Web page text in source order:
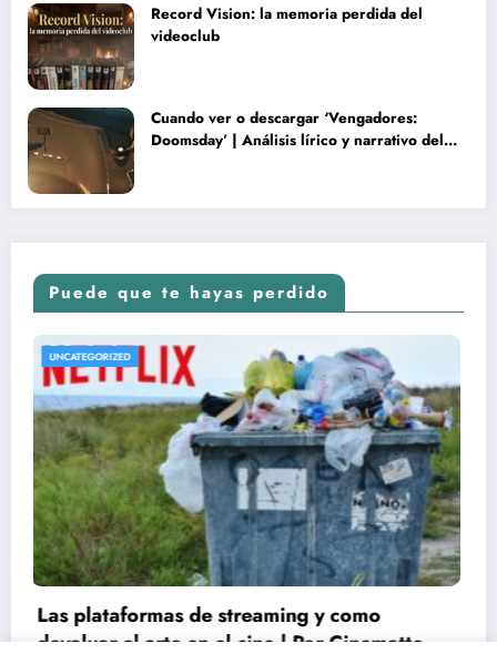
Record Vision: la memoria perdida del
videoclub
Cuando ver o descargar ‘Vengadores:
Doomsday’ | Análisis lírico y narrativo del
Puede que te hayas perdido
UNCATEGORIZED
Conoce las fechas de estrenos y críticas de